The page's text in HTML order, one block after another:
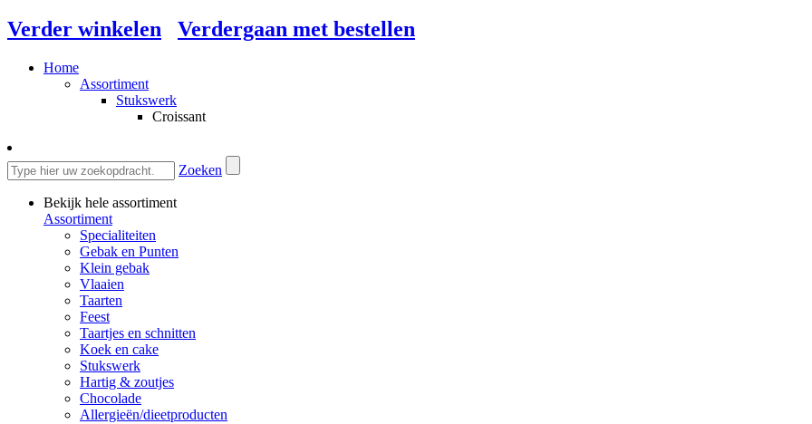
Verder winkelen Verdergaan met bestellen
Home
Assortiment
Stukswerk
Croissant
Zoeken
Bekijk hele assortiment
Assortiment
Specialiteiten
Gebak en Punten
Klein gebak
Vlaaien
Taarten
Feest
Taartjes en schnitten
Koek en cake
Stukswerk
Hartig & zoutjes
Chocolade
Allergieën/dieetproducten